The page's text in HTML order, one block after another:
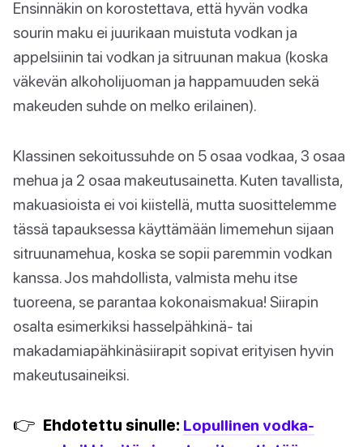
Ensinnäkin on korostettava, että hyvän vodka
sourin maku ei juurikaan muistuta vodkan ja
appelsiinin tai vodkan ja sitruunan makua (koska
väkevän alkoholijuoman ja happamuuden sekä
makeuden suhde on melko erilainen).
Klassinen sekoitussuhde on 5 osaa vodkaa, 3 osaa
mehua ja 2 osaa makeutusainetta. Kuten tavallista,
makuasioista ei voi kiistellä, mutta suosittelemme
tässä tapauksessa käyttämään limemehun sijaan
sitruunamehua, koska se sopii paremmin vodkan
kanssa. Jos mahdollista, valmista mehu itse
tuoreena, se parantaa kokonaismakua! Siirapin
osalta esimerkiksi hasselpähkinä- tai
makadamiapähkinäsiirapit sopivat erityisen hyvin
makeutusaineiksi.
👉 Ehdotettu sinulle: Lopullinen vodka-